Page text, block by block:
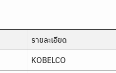
รายละเอียด
KOBELCO